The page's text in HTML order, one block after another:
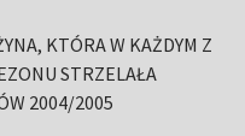
KTÓRA W KAŻDYM Z
STRZELAŁA
2004/2005